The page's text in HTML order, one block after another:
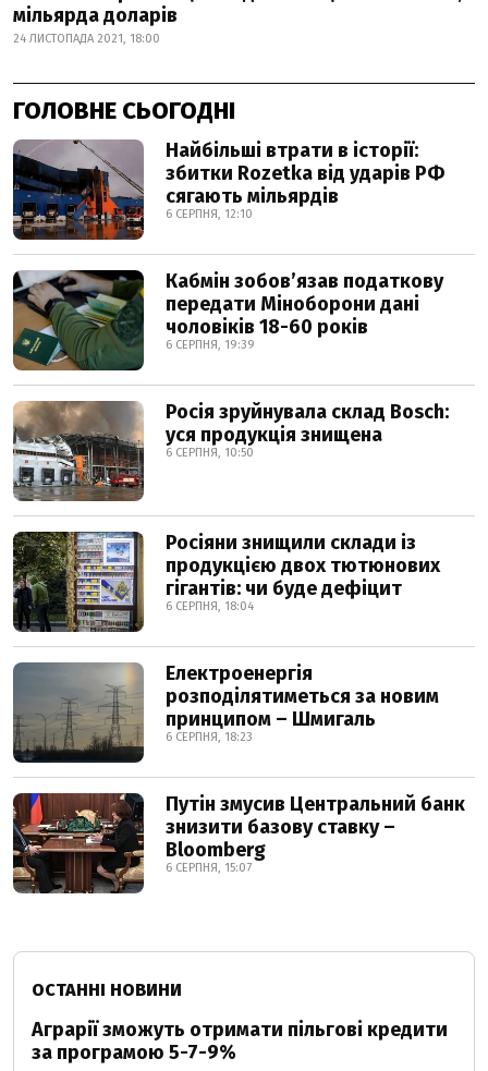
мільярда доларів
24 ЛИСТОПАДА 2021, 18:00
ГОЛОВНЕ СЬОГОДНІ
Найбільші втрати в історії:
збитки Rozetka від ударів РФ
сягають мільярдів
6 СЕРПНЯ, 12:10
Кабмін зобовʼязав податкову
передати Міноборони дані
чоловіків 18-60 років
6 СЕРПНЯ, 19:39
Росія зруйнувала склад Bosch:
уся продукція знищена
6 СЕРПНЯ, 10:50
Росіяни знищили склади із
продукцією двох тютюнових
гігантів: чи буде дефіцит
6 СЕРПНЯ, 18:04
Електроенергія
розподілятиметься за новим
принципом – Шмигаль
6 СЕРПНЯ, 18:23
Путін змусив Центральний банк
знизити базову ставку –
Bloomberg
6 СЕРПНЯ, 15:07
ОСТАННІ НОВИНИ
Аграрії зможуть отримати пільгові кредити
за програмою 5-7-9%